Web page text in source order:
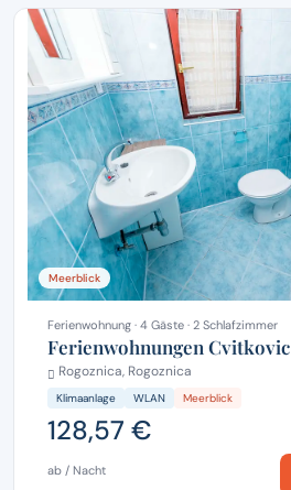
Meerblick
Ferienwohnung · 4 Gäste · 2 Schlafzimmer
Ferienwohnungen Cvitkovic
Rogoznica, Rogoznica
Klimaanlage WLAN Meerblick
128,57 €
ab / Nacht